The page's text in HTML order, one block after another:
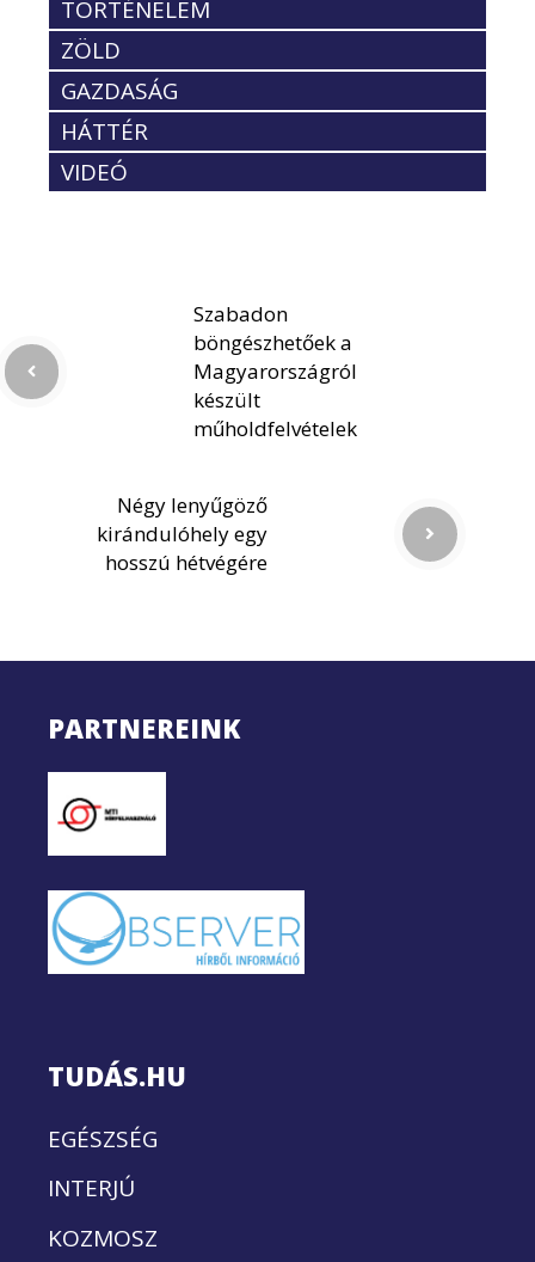
TÖRTÉNELEM
ZÖLD
GAZDASÁG
HÁTTÉR
VIDEÓ
Szabadon
böngészhetőek a
Magyarországról
készült
műholdfelvételek
Négy lenyűgöző
kirándulóhely egy
hosszú hétvégére
PARTNEREINK
TUDÁS.HU
EGÉSZSÉG
INTERJÚ
KOZMOSZ